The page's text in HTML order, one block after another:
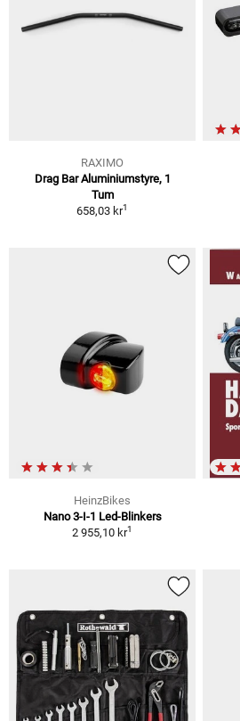
RAXIMO
Drag Bar Aluminiumstyre, 1
Tum
658,03 kr1
HeinzBikes
Nano 3-I-1 Led-Blinkers
2 955,10 kr1